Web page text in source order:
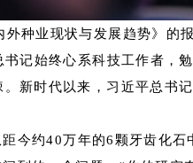
种业现状与发展趋势》的
记始终心系科技工作者，
新时代以来，习近平总书
约40万年的6颗牙齿化石